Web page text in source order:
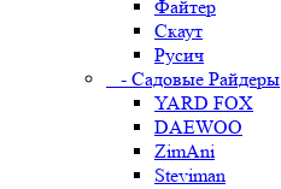
Файтер
Скаут
Русич
- Садовые Райдеры
YARD FOX
DAEWOO
ZimAni
Steviman